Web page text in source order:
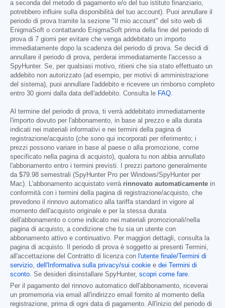
a seconda del metodo di pagamento e/o del tuo istituto finanziario,
potrebbero influire sulla disponibilità del tuo account). Puoi annullare il
periodo di prova tramite la sezione "Il mio account" del sito web di
EnigmaSoft o contattando EnigmaSoft prima della fine del periodo di
prova di 7 giorni per evitare che venga addebitato un importo
immediatamente dopo la scadenza del periodo di prova. Se decidi di
annullare il periodo di prova, perderai immediatamente l'accesso a
SpyHunter. Se, per qualsiasi motivo, ritieni che sia stato effettuato un
addebito non autorizzato (ad esempio, per motivi di amministrazione
del sistema), puoi annullare l'addebito e ricevere un rimborso completo
entro 30 giorni dalla data dell'addebito. Consulta le FAQ
Al termine del periodo di prova, ti verrà addebitato immediatamente
l'importo dovuto per l'abbonamento, in base al prezzo e alla durata
indicati nei materiali informativi e nei termini della pagina di
registrazione/acquisto (che sono qui incorporati per riferimento; i
prezzi possono variare in base al paese o alla promozione, come
specificato nella pagina di acquisto), qualora tu non abbia annullato
l'abbonamento entro i termini previsti. I prezzi partono generalmente
da $79.98 semestrali (SpyHunter Pro per Windows/SpyHunter per
Mac). L'abbonamento acquistato verrà rinnovato automaticamente in
conformità con i termini della pagina di registrazione/acquisto, che
prevedono il rinnovo automatico alla tariffa standard in vigore al
momento dell'acquisto originale e per la stessa durata
dell'abbonamento o come indicato nei materiali promozionali/nella
pagina di acquisto, a condizione che tu sia un utente con
abbonamento attivo e continuativo. Per maggiori dettagli, consulta la
pagina di acquisto. Il periodo di prova è soggetto ai presenti Termini,
all'accettazione del Contratto di licenza con l'utente finale/Termini di
servizio dell'Informativa sulla privacy/sui cookie e dei Termini di
sconto . Se desideri disinstallare SpyHunter, scopri come fare
Per il pagamento del rinnovo automatico dell'abbonamento, riceverai
un promemoria via email all'indirizzo email fornito al momento della
registrazione, prima di ogni data di pagamento. All'inizio del periodo di